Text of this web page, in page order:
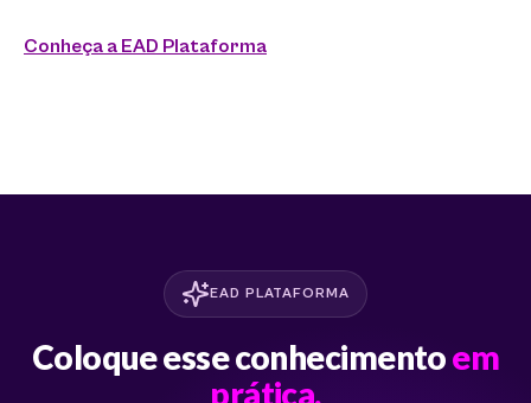
Conheça a EAD Plataforma
EAD PLATAFORMA
Coloque esse conhecimentoem
prática.